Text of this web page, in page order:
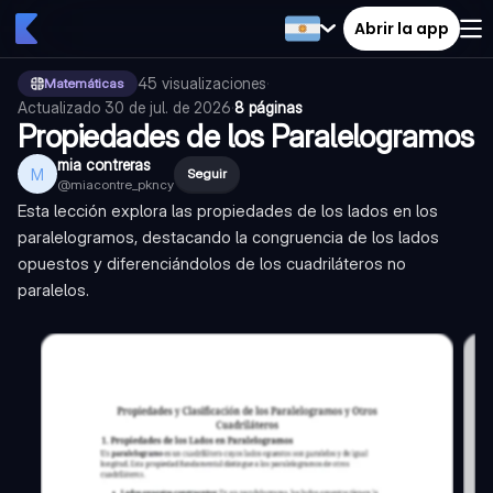
Abrir la app
Matemáticas 45 visualizaciones·
Actualizado 30 de jul. de 2026·8 páginas
Propiedades de los Paralelogramos
M mia contreras
@miacontre_pkncy
Seguir
Esta lección explora las propiedades de los lados en los
paralelogramos, destacando la congruencia de los lados
opuestos y diferenciándolos de los cuadriláteros no
paralelos.